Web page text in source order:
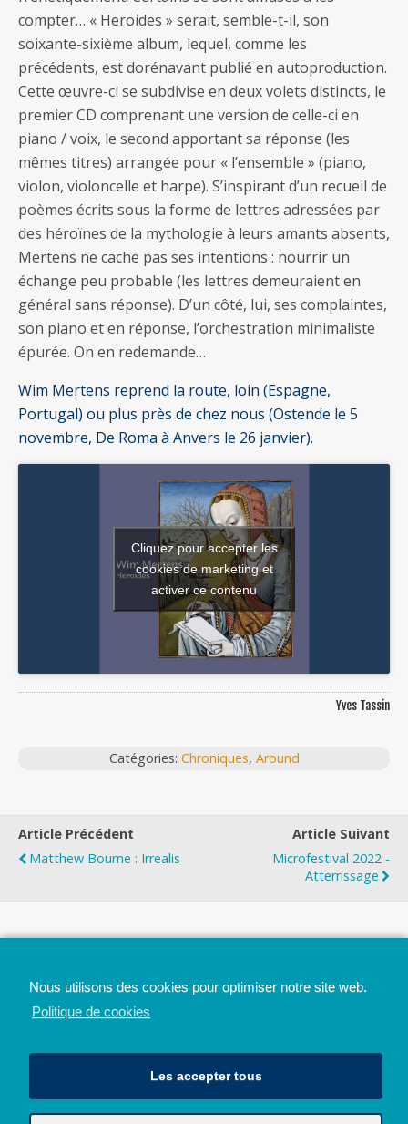
compter… « Heroides » serait, semble-t-il, son
soixante-sixième album, lequel, comme les
précédents, est dorénavant publié en autoproduction.
Cette œuvre-ci se subdivise en deux volets distincts, le
premier CD comprenant une version de celle-ci en
piano / voix, le second apportant sa réponse (les
mêmes titres) arrangée pour « l’ensemble » (piano,
violon, violoncelle et harpe). S’inspirant d’un recueil de
poèmes écrits sous la forme de lettres adressées par
des héroïnes de la mythologie à leurs amants absents,
Mertens ne cache pas ses intentions : nourrir un
échange peu probable (les lettres demeuraient en
général sans réponse). D’un côté, lui, ses complaintes,
son piano et en réponse, l’orchestration minimaliste
épurée. On en redemande…
Wim Mertens reprend la route, loin (Espagne,
Portugal) ou plus près de chez nous (Ostende le 5
novembre, De Roma à Anvers le 26 janvier).
Cliquez pour accepter les
cookies de marketing et
activer ce contenu
Yves Tassin
Catégories: Chroniques, Around
Article Précédent
Matthew Bourne : Irrealis
Article Suivant
Microfestival 2022 ‐
Atterrissage
Nous utilisons des cookies pour optimiser notre site web.
Politique de cookies
Les accepter tous